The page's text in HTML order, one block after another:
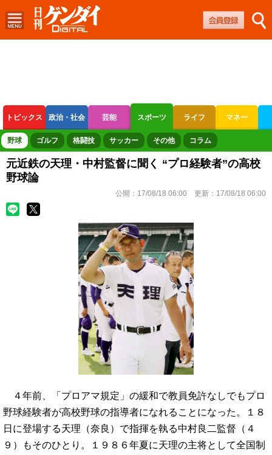
トピックス 政治・社会 芸能 スポーツ ライフ マネー
ボートレース 競輪 オートレース
野球 ゴルフ 格闘技 サッカー その他 コラム
元近鉄の天理・中村監督に聞く “プロ経験者”の高校
野球論
公開： 17/08/18 06:00 更新： 17/08/18 06:00
４年前、「プロアマ規定」の緩和で教員免許なしでもプロ
野球経験者が高校野球の指導者になれることになった。１８
日に登場する天理（奈良）で指揮を執る中村良二監督（４
９）もそのひとり。１９８６年夏に天理の主将として全国制